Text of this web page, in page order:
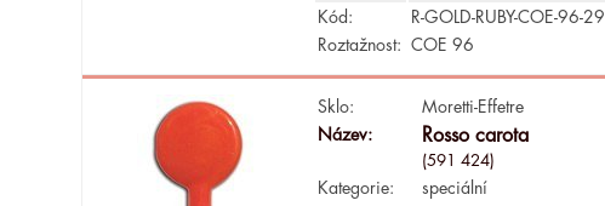
Kód:
R-GOLD-RUBY-COE-96-29
Roztažnost:
COE 96
Sklo:
Moretti-Effetre
Název:
Rosso carota
(591 424)
Kategorie:
speciální